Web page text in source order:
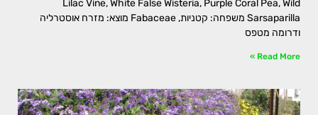
Lilac Vine, White False Wisteria, Purple Coral Pea, Wild
Sarsaparilla משפחה: קטניות, Fabaceae מוצא: מזרח אוסטרליה
ודרומה מטפס
Read More »